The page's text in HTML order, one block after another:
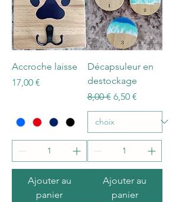
Accroche laisse
Prix
17,00 €
Ajouter au
panier
Décapsuleur en
destockage
Prix original
8,00 € Prix promotionnel
6,50 €
Ajouter au
panier